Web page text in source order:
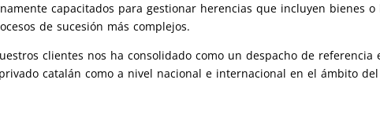
capacitados para gestionar herencias que incluyen bienes
de sucesión más complejos.
clientes nos ha consolidado como un despacho de referencia
catalán como a nivel nacional e internacional en el ámbito